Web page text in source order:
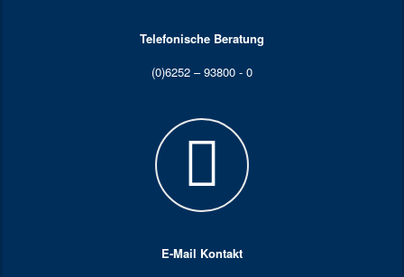
Telefonische Beratung
(0)6252 – 93800 - 0
E-Mail Kontakt